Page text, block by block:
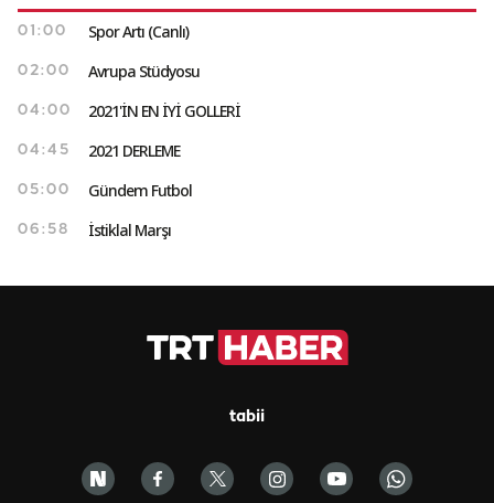
01:00 Spor Artı (Canlı)
02:00 Avrupa Stüdyosu
04:00 2021'İN EN İYİ GOLLERİ
04:45 2021 DERLEME
05:00 Gündem Futbol
06:58 İstiklal Marşı
tabii